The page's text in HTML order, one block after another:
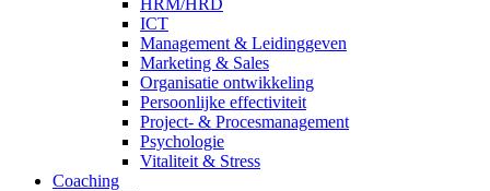
HRM/HRD
ICT
Management & Leidinggeven
Marketing & Sales
Organisatie ontwikkeling
Persoonlijke effectiviteit
Project- & Procesmanagement
Psychologie
Vitaliteit & Stress
Coaching